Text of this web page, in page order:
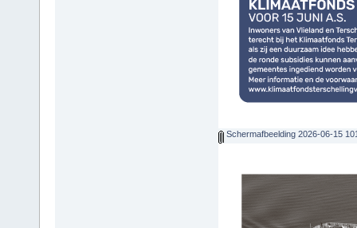
Schermafbeelding 2026-06-15